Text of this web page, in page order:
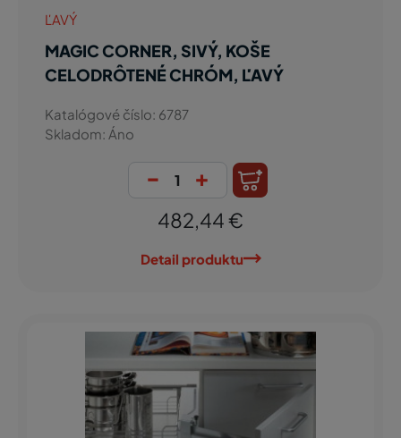
ĽAVÝ
MAGIC CORNER, SIVÝ, KOŠE
CELODRÔTENÉ CHRÓM, ĽAVÝ
Katalógové číslo: 6787
Skladom: Áno
- +
482,44 €
Detail produktu